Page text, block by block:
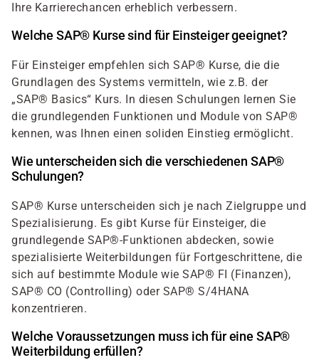
Ihre Karrierechancen erheblich verbessern.
Welche SAP® Kurse sind für Einsteiger geeignet?
Für Einsteiger empfehlen sich SAP® Kurse, die die
Grundlagen des Systems vermitteln, wie z.B. der
„SAP® Basics“ Kurs. In diesen Schulungen lernen Sie
die grundlegenden Funktionen und Module von SAP®
kennen, was Ihnen einen soliden Einstieg ermöglicht.
Wie unterscheiden sich die verschiedenen SAP®
Schulungen?
SAP® Kurse unterscheiden sich je nach Zielgruppe und
Spezialisierung. Es gibt Kurse für Einsteiger, die
grundlegende SAP®-Funktionen abdecken, sowie
spezialisierte Weiterbildungen für Fortgeschrittene, die
sich auf bestimmte Module wie SAP® FI (Finanzen),
SAP® CO (Controlling) oder SAP® S/4HANA
konzentrieren.
Welche Voraussetzungen muss ich für eine SAP®
Weiterbildung erfüllen?